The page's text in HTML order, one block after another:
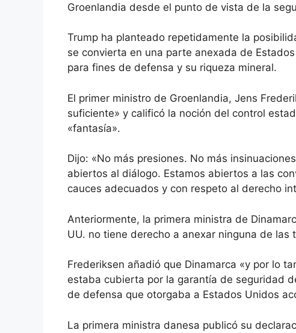
Groenlandia desde el punto de vista de la
Trump ha planteado repetidamente la
se convierta en una parte anexada de
para fines de defensa y su riqueza mineral.
El primer ministro de Groenlandia, Jens
suficiente» y calificó la noción del control
«fantasía».
Dijo: «No más presiones. No más
abiertos al diálogo. Estamos abiertos a las
cauces adecuados y con respeto al derecho
Anteriormente, la primera ministra de
UU. no tiene derecho a anexar ninguna de las
Frederiksen añadió que Dinamarca «y por lo
estaba cubierta por la garantía de seguridad
de defensa que otorgaba a Estados Unidos
La primera ministra danesa publicó su